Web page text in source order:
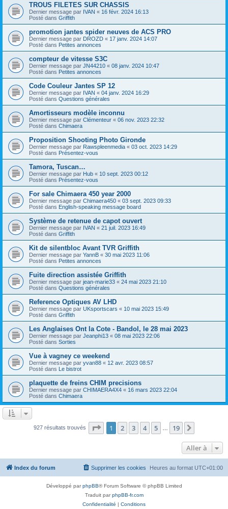
TROUS FILETES SUR CHASSIS
Dernier message par IVAN « 16 févr. 2024 16:13
Posté dans Griffith
promotion jantes spider neuves de ACS PRO
Dernier message par DROZD « 17 janv. 2024 14:07
Posté dans Petites annonces
compteur de vitesse S3C
Dernier message par JN44210 « 08 janv. 2024 10:47
Posté dans Petites annonces
Code Couleur Jantes SP 12
Dernier message par IVAN « 04 janv. 2024 16:29
Posté dans Questions générales
Amortisseurs modèle inconnu
Dernier message par Clémenteur « 06 nov. 2023 22:32
Posté dans Chimaera
Proposition Shooting Photo Gironde
Dernier message par Rawspleenmedia « 03 oct. 2023 14:29
Posté dans Présentez-vous
Tamora, Tuscan…
Dernier message par Hub « 10 sept. 2023 00:12
Posté dans Présentez-vous
For sale Chimaera 450 year 2000
Dernier message par Chimaera450 « 03 sept. 2023 09:33
Posté dans English-speaking message board
Système de retenue de capot ouvert
Dernier message par IVAN « 21 juil. 2023 16:49
Posté dans Griffith
Kit de silentbloc Avant TVR Griffith
Dernier message par YannB « 30 mai 2023 11:06
Posté dans Petites annonces
Fuite direction assistée Griffith
Dernier message par jean-marie33 « 24 mai 2023 21:10
Posté dans Questions générales
Reference Optiques AV LHD
Dernier message par UKsportscars « 10 mai 2023 15:49
Posté dans Griffith
Les Anglaises Ont la Cote - Bandol, le 28 mai 2023
Dernier message par Jeanphi13 « 08 mai 2023 22:06
Posté dans Sorties
Vue à vagney ce weekend
Dernier message par yvan88 « 12 avr. 2023 08:57
Posté dans Le bistrot
plaquette de freins CHIM precisions
Dernier message par CHIMAERA4X4 « 16 mars 2023 22:04
Posté dans Chimaera
927 résultats trouvés Page 1sur19
1 2 3 4 5 19
Aller à
Index du forum Heures au format UTC+01:00
Supprimer les cookies
Développé parphpBB® Forum Software © phpBB Limited
Traduit parphpBB-fr.com
Confidentialité | Conditions